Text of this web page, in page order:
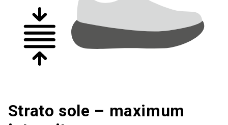
Strato sole – maximum